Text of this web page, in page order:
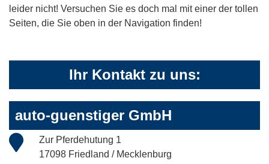
leider nicht! Versuchen Sie es doch mal mit einer der tollen
Seiten, die Sie oben in der Navigation finden!
Ihr Kontakt zu uns:
auto-guenstiger GmbH
Zur Pferdehutung 1
17098 Friedland / Mecklenburg